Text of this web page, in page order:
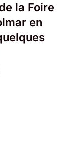
la Foire
en